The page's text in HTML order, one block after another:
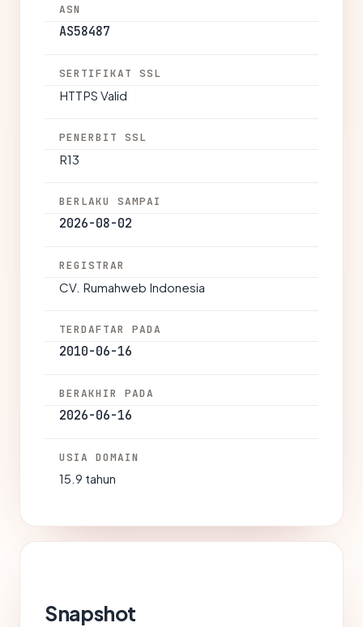
ASN
AS58487
SERTIFIKAT SSL
HTTPS Valid
PENERBIT SSL
R13
BERLAKU SAMPAI
2026-08-02
REGISTRAR
CV. Rumahweb Indonesia
TERDAFTAR PADA
2010-06-16
BERAKHIR PADA
2026-06-16
USIA DOMAIN
15.9 tahun
Snapshot